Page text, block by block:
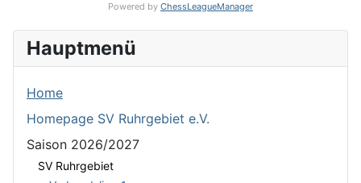
Powered by ChessLeagueManager
Hauptmenü
Home
Homepage SV Ruhrgebiet e.V.
Saison 2026/2027
SV Ruhrgebiet